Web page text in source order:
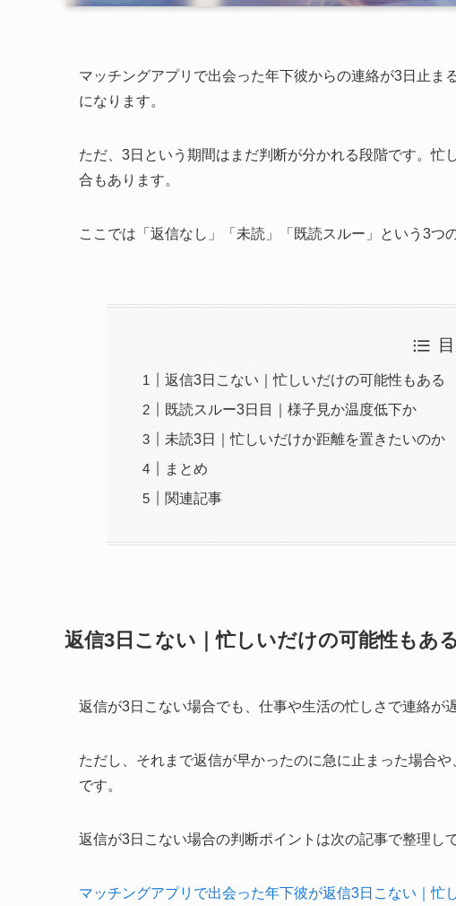
マッチングアプリで出会った年下彼からの連絡が3日止
になります。
ただ、3日という期間はまだ判断が分かれる段階です。
合もあります。
ここでは「返信なし」「未読」「既読スルー」という3つ
返信3日こない｜忙しいだけの可能性もある
既読スルー3日目｜様子見か温度低下か
未読3日｜忙しいだけか距離を置きたいのか
まとめ
関連記事
返信3日こない｜忙しいだけの可能性もある
返信が3日こない場合でも、仕事や生活の忙しさで連絡が
ただし、それまで返信が早かったのに急に止まった場合
です。
返信が3日こない場合の判断ポイントは次の記事で整理し
マッチングアプリで出会った年下彼が返信3日こない｜忙